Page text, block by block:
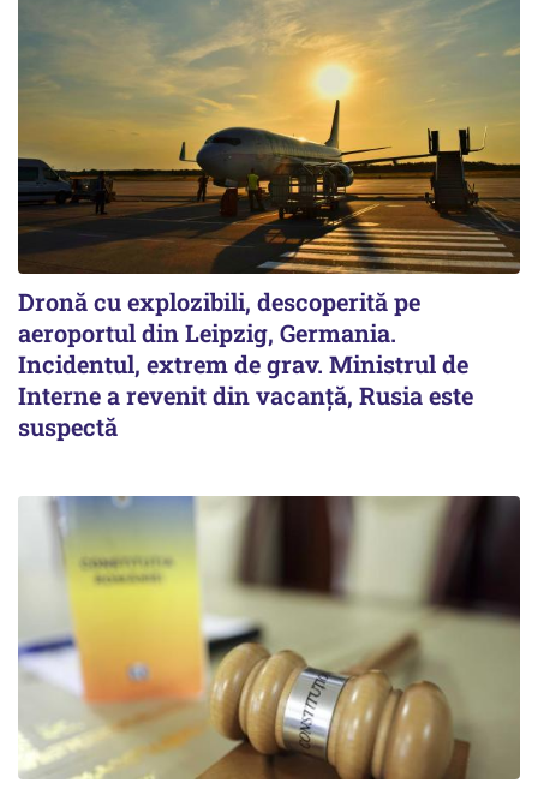
Dronă cu explozibili, descoperită pe
aeroportul din Leipzig, Germania.
Incidentul, extrem de grav. Ministrul de
Interne a revenit din vacanță, Rusia este
suspectă